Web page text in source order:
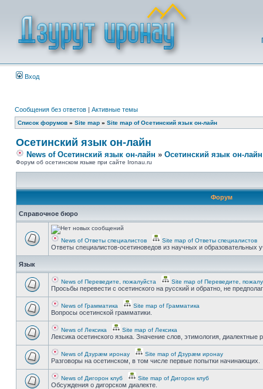
Вход
Сообщения без ответов | Активные темы
Список форумов » Site map » Site map of Осетинский язык он-лайн
Осетинский язык он-лайн
News of Осетинский язык он-лайн » Осетинский язык он-лайн
Форум об осетинском языке при сайте Ironau.ru
Форум
Справочное бюро
News of Ответы специалистов Site map of Ответы специалистов
Ответы специалистов-осетиноведов из научных и
Язык
News of Переведите, пожалуйста Site map of Переведите,
Просьбы перевести с осетинского на русский и обратно, не
News of Грамматика Site map of Грамматика
Вопросы осетинской грамматики.
News of Лексика Site map of Лексика
Лексика осетинского языка. Значение слов, этимология, диалектные
News of Дзурæм иронау Site map of Дзурæм иронау
Разговоры на осетинском, в том числе первые попытки начинающих.
News of Дигорон клуб Site map of Дигорон клуб
Обсуждения о дигорском диалекте.